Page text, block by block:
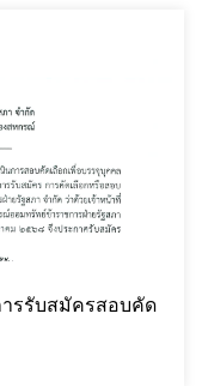
รรับสมัครสอบคัด